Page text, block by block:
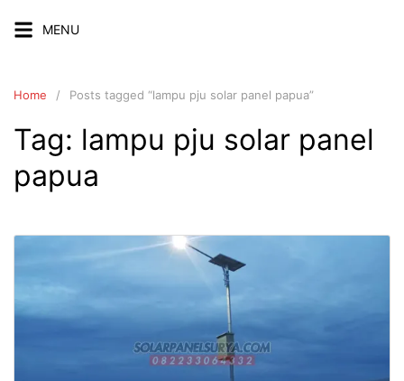
MENU
Home Posts tagged “lampu pju solar panel papua”
Tag: lampu pju solar panel
papua